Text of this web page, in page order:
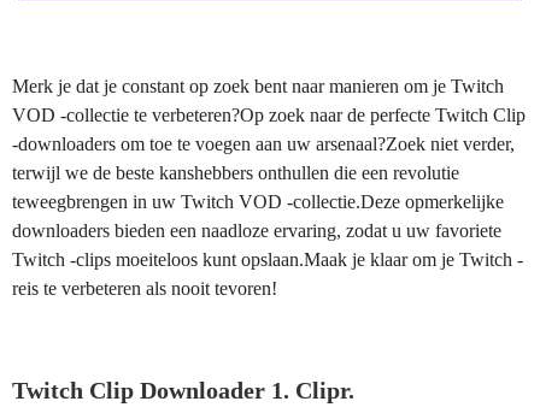
Merk je dat je constant op zoek bent naar manieren om je Twitch
VOD -collectie te verbeteren?Op zoek naar de perfecte Twitch Clip
-downloaders om toe te voegen aan uw arsenaal?Zoek niet verder,
terwijl we de beste kanshebbers onthullen die een revolutie
teweegbrengen in uw Twitch VOD -collectie.Deze opmerkelijke
downloaders bieden een naadloze ervaring, zodat u uw favoriete
Twitch -clips moeiteloos kunt opslaan.Maak je klaar om je Twitch -
reis te verbeteren als nooit tevoren!
Twitch Clip Downloader 1. Clipr.